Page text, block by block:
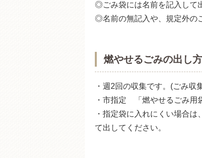
◎ごみ袋には名前を記入して
◎名前の無記入や、規定外の
燃やせるごみの出し方
・週2回の収集です。(ごみ収
・市指定 「燃やせるごみ用
・指定袋に入れにくい場合
て出してください。